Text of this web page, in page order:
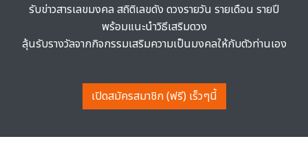
รับข่าวสารเลขมงคล สถิติเลขดัง ดวงรายวัน รายเดือน รายปี
พร้อมแนะนำวิธีเสริมดวง
ลุ้นรับรางวัลจากกิจกรรมเสริมความเป็นมงคลให้กับตัวท่านเอง
เปิดสมัครสมาชิก (ฟรี) เร็วๆนี้